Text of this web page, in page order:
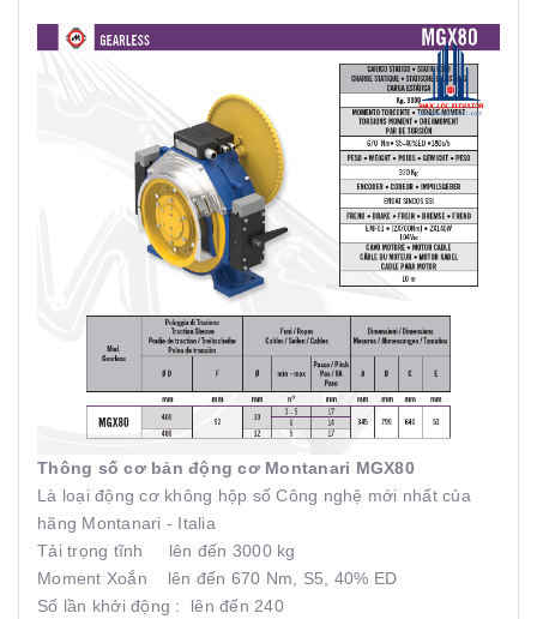
Thông số cơ bản động cơ Montanari MGX80
Là loại động cơ không hộp số Công nghệ mới nhất của
hãng Montanari - Italia
Tải trọng tĩnh lên đến 3000 kg
Moment Xoắn lên đến 670 Nm, S5, 40% ED
Số lần khởi động : lên đến 240